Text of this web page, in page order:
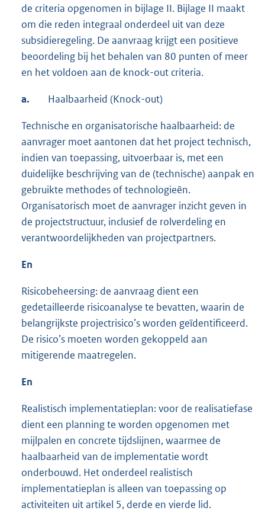
de criteria opgenomen in bijlage II. Bijlage II maakt
om die reden integraal onderdeel uit van deze
subsidieregeling. De aanvraag krijgt een positieve
beoordeling bij het behalen van 80 punten of meer
en het voldoen aan de knock-out criteria.
a. Haalbaarheid (Knock-out)
Technische en organisatorische haalbaarheid: de
aanvrager moet aantonen dat het project technisch,
indien van toepassing, uitvoerbaar is, met een
duidelijke beschrijving van de (technische) aanpak en
gebruikte methodes of technologieën.
Organisatorisch moet de aanvrager inzicht geven in
de projectstructuur, inclusief de rolverdeling en
verantwoordelijkheden van projectpartners.
En
Risicobeheersing: de aanvraag dient een
gedetailleerde risicoanalyse te bevatten, waarin de
belangrijkste projectrisico’s worden geïdentificeerd.
De risico’s moeten worden gekoppeld aan
mitigerende maatregelen.
En
Realistisch implementatieplan: voor de realisatiefase
dient een planning te worden opgenomen met
mijlpalen en concrete tijdslijnen, waarmee de
haalbaarheid van de implementatie wordt
onderbouwd. Het onderdeel realistisch
implementatieplan is alleen van toepassing op
activiteiten uit artikel 5, derde en vierde lid.